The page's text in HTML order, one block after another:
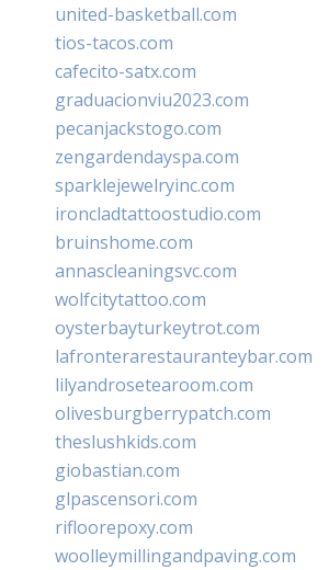
united-basketball.com
tios-tacos.com
cafecito-satx.com
graduacionviu2023.com
pecanjackstogo.com
zengardendayspa.com
sparklejewelryinc.com
ironcladtattoostudio.com
bruinshome.com
annascleaningsvc.com
wolfcitytattoo.com
oysterbayturkeytrot.com
lafronterarestauranteybar.com
lilyandrosetearoom.com
olivesburgberrypatch.com
theslushkids.com
giobastian.com
glpascensori.com
rifloorepoxy.com
woolleymillingandpaving.com